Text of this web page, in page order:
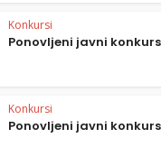
Konkursi
Ponovljeni javni
Konkursi
Ponovljeni javni